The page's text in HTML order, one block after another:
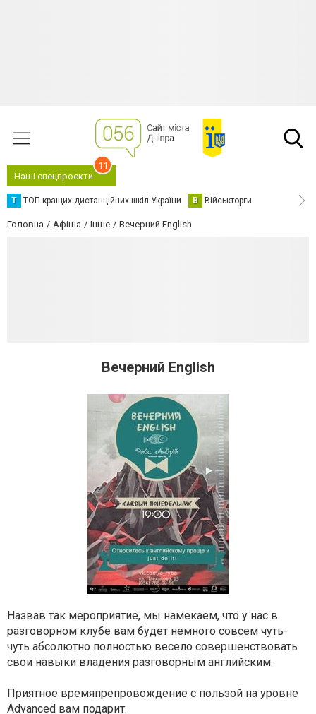
Наші спецпроєкти
11
Т ТОП кращих дистанційних шкіл України В Військторги
Головна Афіша Інше Вечерний English
Вечерний English
Назвав так мероприятие, мы намекаем, что у нас в
разговорном клубе вам будет немного совсем чуть-
чуть абсолютно полностью весело совершенствовать
свои навыки владения разговорным английским.
Приятное времяпрепровождение с пользой на уровне
Advanced вам подарит: